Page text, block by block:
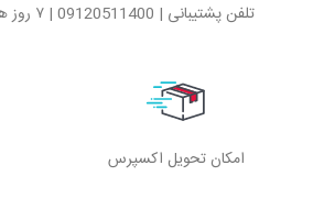
تلفن پشتیبانی | 09120511400 | ۷ روز هفته، ۲۴ ساعته پاسخگوی شما هستیم
امکان تحویل اکسپرس